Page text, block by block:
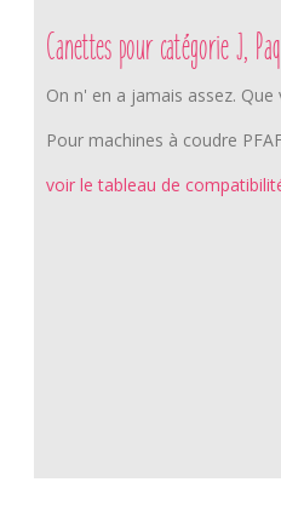
Canettes pour catégorie J,
On n' en a jamais assez.
Pour machines à coudre
voir le tableau de